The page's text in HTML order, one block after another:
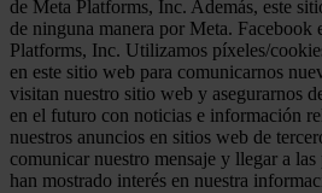
de Meta Platforms, Inc. Además, este
de ninguna manera por Meta. Facebook
Platforms, Inc. Utilizamos píxeles/
en este sitio web para comunicarnos
visitan nuestro sitio web y asegurarnos
en el futuro con noticias e información
nuestros anuncios en sitios web de
comunicar nuestro mensaje y llegar a las
han mostrado interés en nuestra